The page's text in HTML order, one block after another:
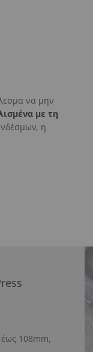
να μην
με τη
η
108mm,